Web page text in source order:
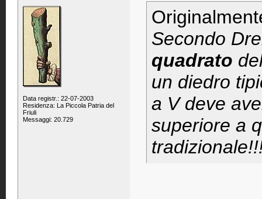
Data registr.: 22-07-2003
Residenza: La Piccola Patria del
Friuli
Messaggi: 20.729
Secondo
quadrato
un diedro
a V deve
superiore a